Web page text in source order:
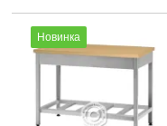
Новинка